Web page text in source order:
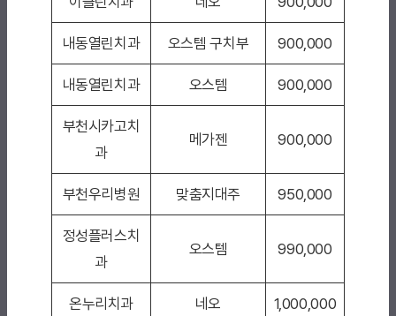
내동열린치과 오스템 구치부 900,000
내동열린치과 오스템 900,000
부천시카고치
과
메가젠 900,000
부천우리병원 맞춤지대주 950,000
정성플러스치
과
오스템 990,000
온누리치과 네오 1,000,000